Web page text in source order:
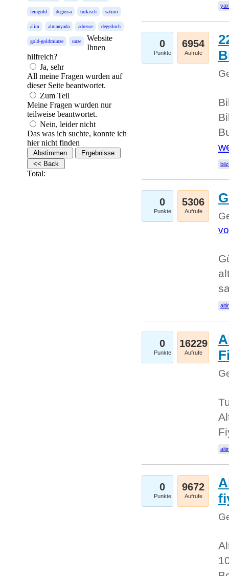
feingold degussa türkisch satimi
alim almanyada adresse degerloch
gold-goldmünze unze
Website
Ihnen
hilfreich?
Ja, sehr
All meine Fragen wurden auf
dieser Seite beantwortet.
Zum Teil
Meine Fragen wurden nur
teilweise beantwortet.
Nein, leider nicht
Das was ich suchte, konnte ich
hier nicht finden
Total:
0
Punkte
6954
Aufrufe
0
Punkte
5306
Aufrufe
0
Punkte
16229
Aufrufe
0
Punkte
9672
Aufrufe